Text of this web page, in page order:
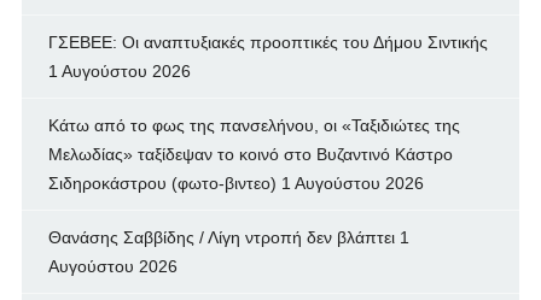
ΓΣΕΒΕΕ: Οι αναπτυξιακές προοπτικές του Δήμου Σιντικής
1 Αυγούστου 2026
Κάτω από το φως της πανσελήνου, οι «Ταξιδιώτες της
Μελωδίας» ταξίδεψαν το κοινό στο Βυζαντινό Κάστρο
Σιδηροκάστρου (φωτο-βιντεο) 1 Αυγούστου 2026
Θανάσης Σαββίδης / Λίγη ντροπή δεν βλάπτει 1
Αυγούστου 2026